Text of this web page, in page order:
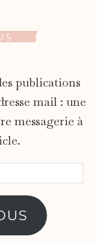
publications
mail : une
messagerie à